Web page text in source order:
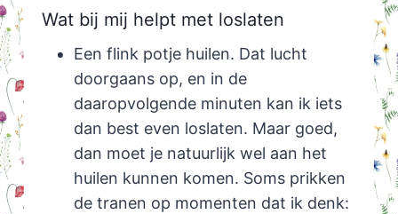
Wat bij mij helpt met loslaten
Een flink potje huilen. Dat lucht
doorgaans op, en in de
daaropvolgende minuten kan ik iets
dan best even loslaten. Maar goed,
dan moet je natuurlijk wel aan het
huilen kunnen komen. Soms prikken
de tranen op momenten dat ik denk: